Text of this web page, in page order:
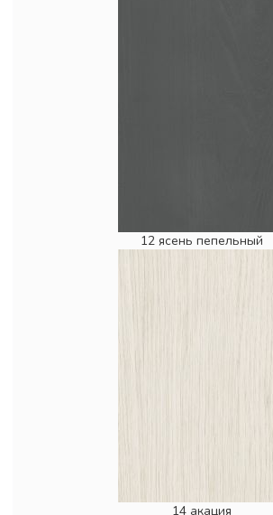
12 ясень пепельный
14 акация